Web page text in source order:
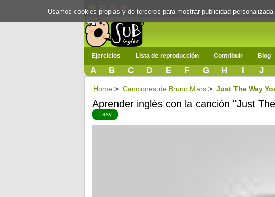
Ejercicios Lista de reproducción Contribuir Blog
A B C D E F G H I J
Home > Canciones de Bruno Mars > Just The Way
Aprender inglés con la canción "Just
Easy
Usamos cookies propias y de terceros para mostrar publicidad